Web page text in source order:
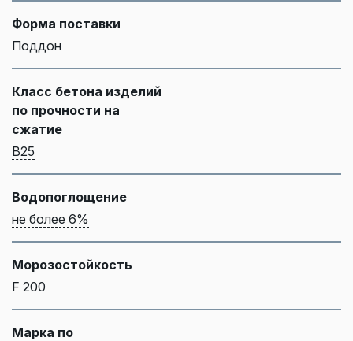
Форма поставки
Поддон
Класс бетона изделий
по прочности на
сжатие
B25
Водопоглощение
не более 6%
Морозостойкость
F 200
Марка по